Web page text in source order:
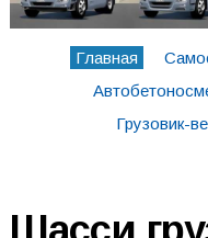
Главная
Грузовик-